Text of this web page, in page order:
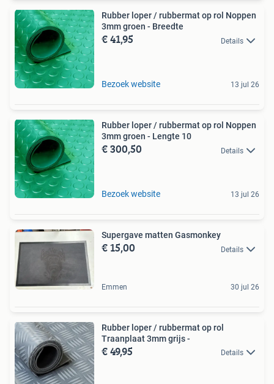
Rubber loper / rubbermat op rol Noppen
3mm groen - Breedte
€ 41,95 Details
Bezoek website 13 jul 26
Rubber loper / rubbermat op rol Noppen
3mm groen - Lengte 10
€ 300,50 Details
Bezoek website 13 jul 26
Supergave matten Gasmonkey
€ 15,00 Details
Emmen 30 jul 26
Rubber loper / rubbermat op rol
Traanplaat 3mm grijs -
€ 49,95 Details